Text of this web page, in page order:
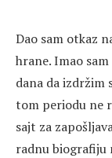
Dao sam otkaz
hrane. Imao
dana da izdržim
tom periodu ne
sajt za
radnu biografiju